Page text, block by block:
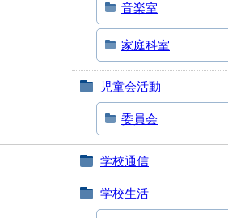
音楽室
家庭科室
児童会活動
委員会
学校通信
学校生活